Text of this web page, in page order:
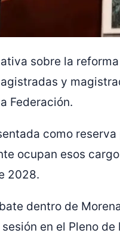
sobre la
y
Federación.
como
ocupan esos
2028.
dentro de
en el Pleno